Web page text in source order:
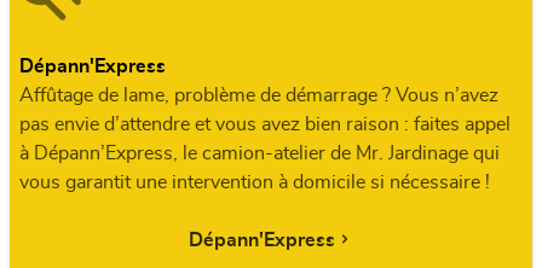
Dépann'Express
Affûtage de lame, problème de démarrage ? Vous n’avez
pas envie d’attendre et vous avez bien raison : faites appel
à Dépann’Express, le camion-atelier de Mr. Jardinage qui
vous garantit une intervention à domicile si nécessaire !
Dépann'Express